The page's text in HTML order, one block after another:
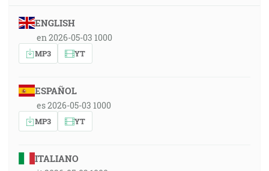
ENGLISH
en 2026-05-03 1000
MP3 YT
ESPAÑOL
es 2026-05-03 1000
MP3 YT
ITALIANO